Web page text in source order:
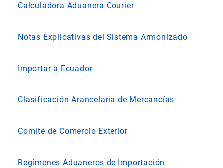
Calculadora Aduanera Courier
Notas Explicativas del Sistema Armonizado
Importar a Ecuador
Clasificación Arancelaria de Mercancías
Comité de Comercio Exterior
Regímenes Aduaneros de Importación